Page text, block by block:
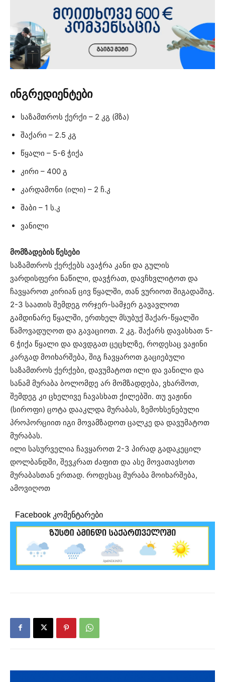
ინგრედიენტები
საზამთროს ქერქი – 2 კგ (მზა)
შაქარი – 2.5 კგ
წყალი – 5-6 ჭიქა
კირი – 400 გ
კარდამონი (ილი) – 2 ჩ.კ
შაბი – 1 ს.კ
ვანილი
მომზადების წესები
საზამთროს ქერქებს ავაჭრა კანი და გულის
ვარდისფერი ნაწილი, დავჭრათ, დავჩხვლიტოთ და
ჩავყაროთ კირიან ცივ წყალში, თან ვურიოთ შიგადაშიგ.
2-3 საათის შემდეგ ორჯერ-სამჯერ გავავლოთ
გამდინარე წყალში, ერთხელ მსუბუქ შაქარ-წყალში
წამოვადუღოთ და გავაციოთ. 2 კგ. შაქარს დავასხათ 5-
6 ჭიქა წყალი და დავდგათ ცეცხლზე, როდესაც ვაჟინი
კარგად მოიხარშება, შიგ ჩავყაროთ გაციებული
საზამთროს ქერქები, დავუმატოთ ილი და ვანილი და
სანამ მურაბა ბოლომდე არ მომზადდება, ვხარშოთ,
შემდეგ კი ცხელივე ჩავასხათ ქილებში. თუ ვაჟინი
(სიროფი) ცოტა დააკლდა მურაბას, ზემოხსენებული
პროპორციით იგი მოვამზადოთ ცალკე და დავუმატოთ
მურაბას.
ილი სასურველია ჩავყაროთ 2-3 პირად გადაკეცილ
დოლბანდში, შევკრათ ძაფით და ასე მოვათავსოთ
მურაბასთან ერთად. როდესაც მურაბა მოიხარშება,
ამოვიღოთ
Facebook კომენტარები